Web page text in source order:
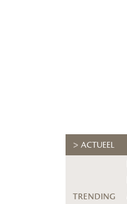
ACTUEEL
trending